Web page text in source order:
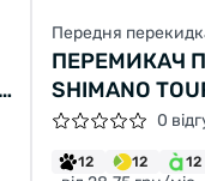
Передня
ПЕРЕМИКАЧ
SHIMANO
TZ510
ТЯГА ХОМУТ
0
12 12 12